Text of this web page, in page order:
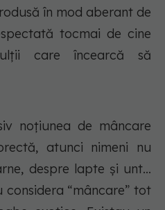
în mod aberant de
tocmai de cine
care încearcă să
noțiunea de mâncare
atunci nimeni nu
despre lapte și unt...
considera “mâncare” tot